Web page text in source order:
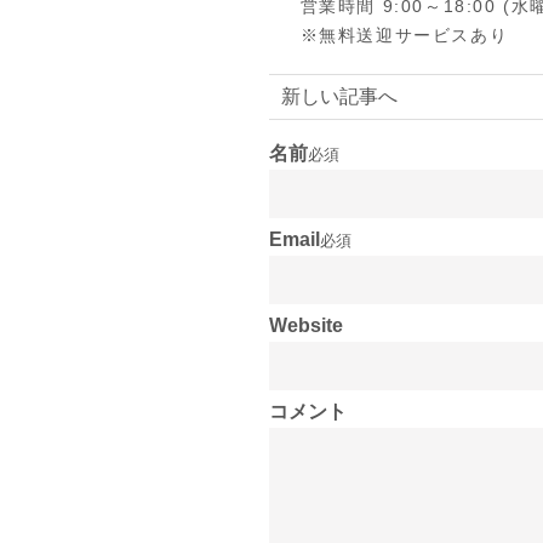
営業時間 9:00～18:00 (水
※無料送迎サービスあり
新しい記事へ
名前必須
Email 必須
Website
コメント